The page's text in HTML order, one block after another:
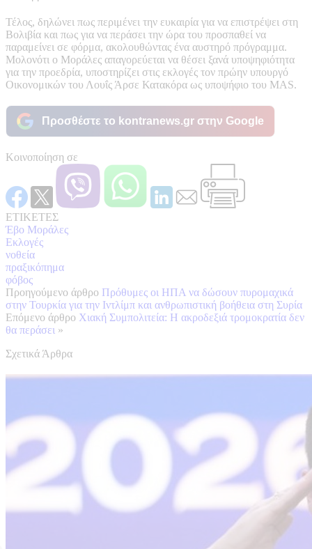
Τέλος, δηλώνει πως περιμένει την ευκαιρία για να επιστρέψει στη
Βολιβία και πως για να περάσει την ώρα του προσπαθεί να
παραμείνει σε φόρμα, ακολουθώντας ένα αυστηρό πρόγραμμα.
Μολονότι ο Μοράλες απαγορεύεται να θέσει ξανά υποψηφιότητα
για την προεδρία, υποστηρίζει στις εκλογές τον πρώην υπουργό
Οικονομικών του Λουΐς Άρσε Κατακόρα ως υποψήφιο του MAS.
Προσθέστε το kontranews.gr στην Google
Κοινοποίηση σε
ΕΤΙΚΕΤΕΣ
Έβο Μοράλες
Εκλογές
νοθεία
πραξικόπημα
φόβος
Προηγούμενο άρθρο Πρόθυμες οι ΗΠΑ να δώσουν πυρομαχικά
στην Τουρκία για την Ιντλίμπ και ανθρωπιστική βοήθεια στη Συρία
Επόμενο άρθρο Χιακή Συμπολιτεία: Η ακροδεξιά τρομοκρατία δεν
θα περάσει »
Σχετικά Άρθρα